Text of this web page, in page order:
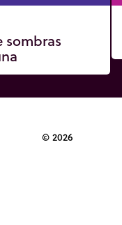
sombras
© 2026